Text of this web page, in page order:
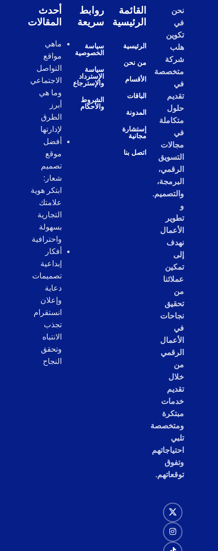
نحن
في
تكوين
هلب
شركة
متخصصة
في
تقديم
حلول
متكاملة
في
مجالات
التسويق
الرقمي،
البرمجة،
والتصميم.
و
تطوير
الأعمال
نهدف
إلى
تمكين
عملائنا
من
تحقيق
نجاحات
في
الأعمال
الرقمي
من
خلال
تقديم
خدمات
مبتكرة
ومتخصصة
تلبي
احتياجاتهم
وتفوق
توقعاتهم.
القائمة
الرئيسية
الرئيسية
من نحن
الأقسام
الباقات
المدونة
إستشارة
مجانية
اتصل بنا
روابط
سريعة
سياسة
الخصوصية
سياسة
الإسترداد
والإسترجاع
الشروط
والأحكام
أحدث
المقالات
ماهي
مواقع
التواصل
الاجتماعي
وما هي
أبرز
الطرق
لإدارتها
أفضل
موقع
تصميم
شعار:
ابتكر هوية
علامتك
التجارية
بسهولة
واحترافية
أفكار
إبداعية
تصميمات
دعاية
وإعلان
انستقرام
تجذب
الانتباه
وتحقق
النجاح